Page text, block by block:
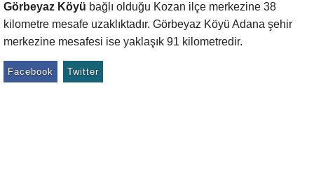
Görbeyaz Köyü bağlı olduğu Kozan ilçe merkezine 38
kilometre mesafe uzaklıktadır. Görbeyaz Köyü Adana şehir
merkezine mesafesi ise yaklaşık 91 kilometredir.
Facebook Twitter